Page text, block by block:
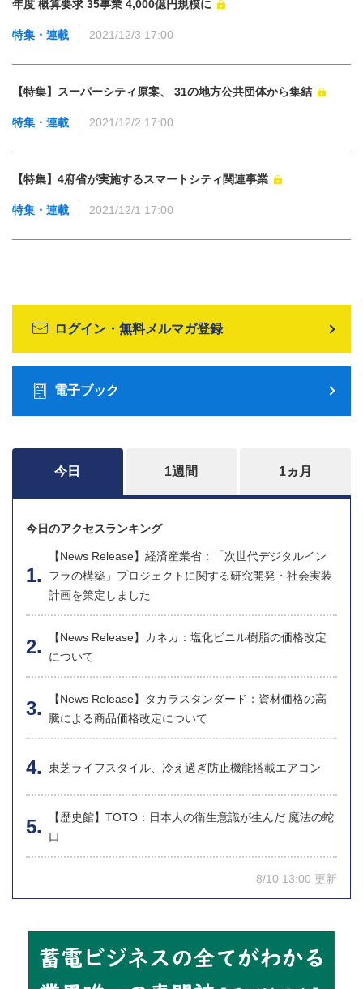
年度 概算要求 35事業 4,000億円規模に
特集・連載 2021/12/3 17:00
【特集】スーパーシティ原案、 31の地方公共団体から集結
特集・連載 2021/12/2 17:00
【特集】4府省が実施するスマートシティ関連事業
特集・連載 2021/12/1 17:00
ログイン・無料メルマガ登録
電子ブック
今日 1週間 1ヵ月
今日のアクセスランキング
【News Release】経済産業省：「次世代デジタルイン
フラの構築」プロジェクトに関する研究開発・社会実装
計画を策定しました
【News Release】カネカ：塩化ビニル樹脂の価格改定
について
【News Release】タカラスタンダード：資材価格の高
騰による商品価格改定について
東芝ライフスタイル、冷え過ぎ防止機能搭載エアコン
【歴史館】TOTO：日本人の衛生意識が生んだ 魔法の蛇
口
8/10 13:00 更新